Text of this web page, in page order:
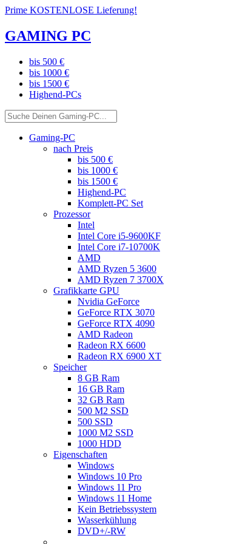
Prime KOSTENLOSE Lieferung!
GAMING PC
bis 500 €
bis 1000 €
bis 1500 €
Highend-PCs
Gaming-PC
nach Preis
bis 500 €
bis 1000 €
bis 1500 €
Highend-PC
Komplett-PC Set
Prozessor
Intel
Intel Core i5-9600KF
Intel Core i7-10700K
AMD
AMD Ryzen 5 3600
AMD Ryzen 7 3700X
Grafikkarte GPU
Nvidia GeForce
GeForce RTX 3070
GeForce RTX 4090
AMD Radeon
Radeon RX 6600
Radeon RX 6900 XT
Speicher
8 GB Ram
16 GB Ram
32 GB Ram
500 M2 SSD
500 SSD
1000 M2 SSD
1000 HDD
Eigenschaften
Windows
Windows 10 Pro
Windows 11 Pro
Windows 11 Home
Kein Betriebssystem
Wasserkühlung
DVD+/-RW